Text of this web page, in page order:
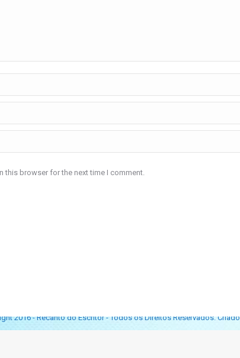
this browser for the next time I comment.
2016 - Recanto do Escritor - Todos os Direitos Reservados.